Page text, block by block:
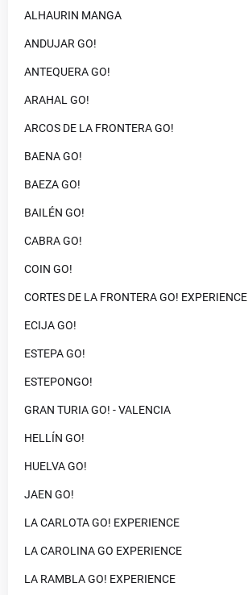
ALHAURIN MANGA
ANDUJAR GO!
ANTEQUERA GO!
ARAHAL GO!
ARCOS DE LA FRONTERA GO!
BAENA GO!
BAEZA GO!
BAILÉN GO!
CABRA GO!
COIN GO!
CORTES DE LA FRONTERA GO! EXPERIENCE
ECIJA GO!
ESTEPA GO!
ESTEPONGO!
GRAN TURIA GO! - VALENCIA
HELLÍN GO!
HUELVA GO!
JAEN GO!
LA CARLOTA GO! EXPERIENCE
LA CAROLINA GO EXPERIENCE
LA RAMBLA GO! EXPERIENCE